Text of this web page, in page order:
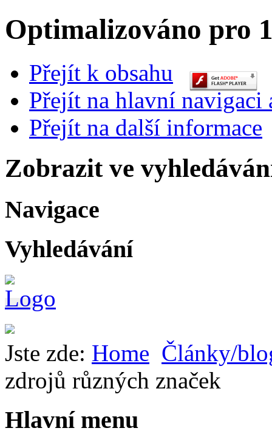
Optimalizováno pro
Přejít k obsahu
Přejít na hlavní navigaci
Přejít na další informace
Zobrazit ve
Navigace
Vyhledávání
Jste zde: Home Články/
zdrojů různých značek
Hlavní menu